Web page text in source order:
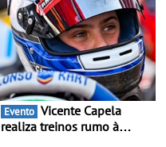
Evento
realiza treinos rumo à